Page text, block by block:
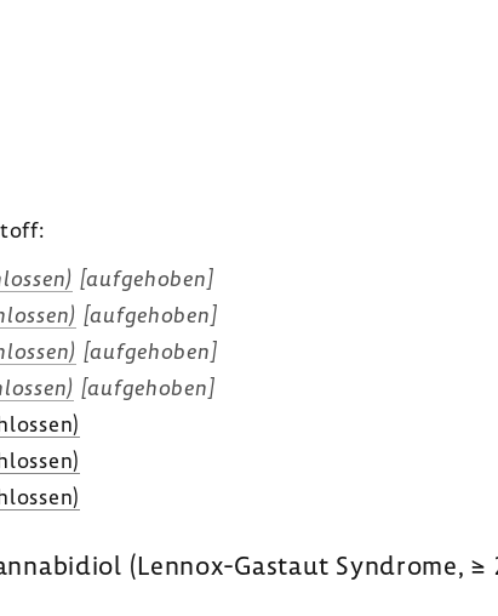
[aufge­hoben]
[aufge­hoben]
[aufge­hoben]
[aufge­hoben]
(Lennox-Gastaut Syndrome, ≥